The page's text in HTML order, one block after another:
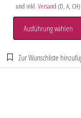
und inkl.Versand (D, A, CH)
Ausführung wählen